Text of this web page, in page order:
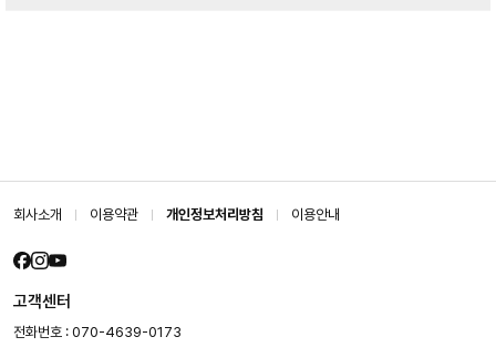
회사소개 이용약관 개인정보처리방침 이용안내
고객센터
전화번호 : 070-4639-0173